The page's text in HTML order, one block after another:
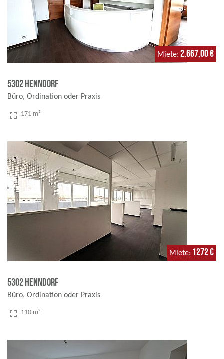
Miete 2.667,00 €
5302 Henndorf
Büro, Ordination oder Praxis
fullscreen 171 m²
Miete 1272 €
5302 Henndorf
Büro, Ordination oder Praxis
fullscreen 110 m²